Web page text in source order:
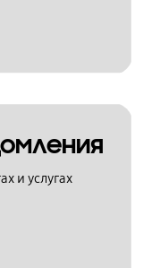
и услугах